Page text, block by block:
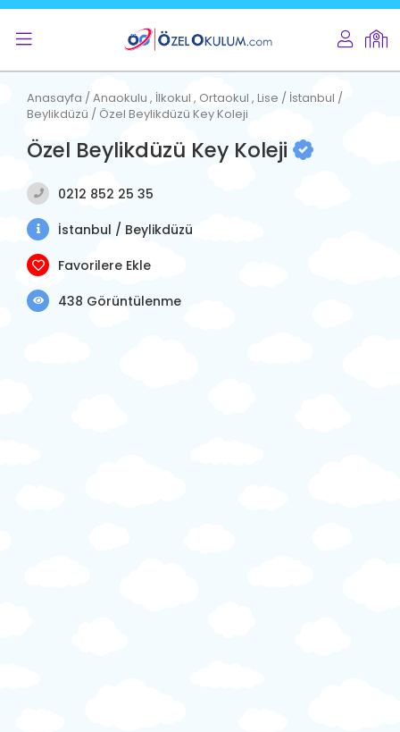
Anasayfa / Anaokulu , İlkokul , Ortaokul , Lise / İstanbul /
Beylikdüzü / Özel Beylikdüzü Key Koleji
Özel Beylikdüzü Key Koleji
0212 852 25 35
İstanbul / Beylikdüzü
Favorilere Ekle
438 Görüntülenme